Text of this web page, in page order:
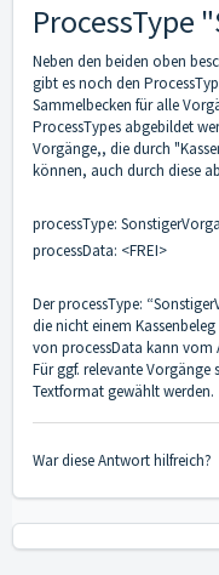
ProcessType
Neben den beiden oben
gibt es noch den
Sammelbecken für alle
ProcessTypes abgebildet
Vorgänge,, die durch
können, auch durch diese
processType:
processData: <FREI>
Der processType:
die nicht einem
von processData kann vom
Für ggf. relevante
Textformat gewählt werden.
War diese Antwort hilfreich?